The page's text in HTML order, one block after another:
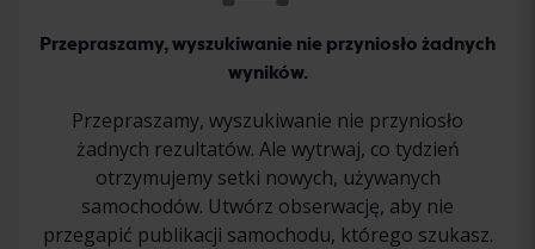
Przepraszamy, wyszukiwanie nie przyniosło żadnych
wyników.
Przepraszamy, wyszukiwanie nie przyniosło
żadnych rezultatów. Ale wytrwaj, co tydzień
otrzymujemy setki nowych, używanych
samochodów. Utwórz obserwację, aby nie
przegapić publikacji samochodu, którego szukasz.